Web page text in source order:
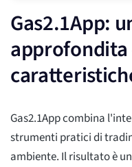
Gas2.1App:
approfondita
Gas2.1App combina
strumenti pratici di
ambiente. Il risultato è